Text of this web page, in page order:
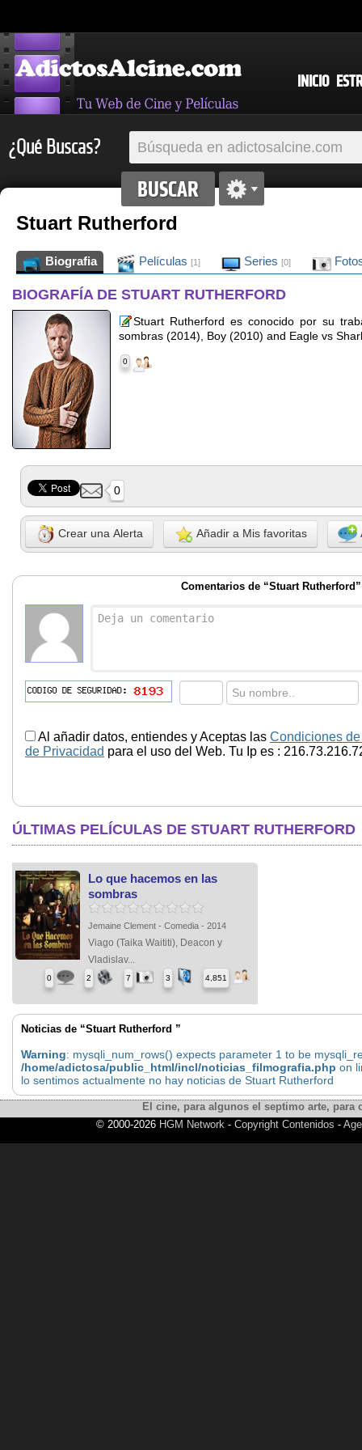
INICIO
¿Qué Buscas?
Stuart Rutherford
Biografia Películas [1] Series [0]
BIOGRAFÍA DE STUART RUTHERFORD
Stuart Rutherford es conocido por su
sombras (2014), Boy (2010) and Eagle vs
0
0
Crear una Alerta Añadir a Mis favoritas
Comentarios de “Stuart Rutherford”
Al añadir datos, entiendes y Aceptas las Condiciones
de Privacidad para el uso del Web. Tu Ip es :
ÚLTIMAS PELÍCULAS DE STUART RUTHERFORD
Lo que hacemos en las
sombras
Jemaine Clement - Comedia - 2014
Viago (Taika Waititi), Deacon y
Vladislav...
0 2 7 3 4,851
Noticias de “Stuart Rutherford ”
Warning: mysqli_num_rows() expects parameter 1 to be
/home/adictosa/public_html/incl/noticias_filmografia.php on
lo sentimos actualmente no hay noticias de Stuart Rutherford
El cine, para algunos el septimo arte,
© 2000-2026 HGM Network- Copyright Contenidos -